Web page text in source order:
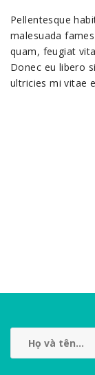
Pellentesque
malesuada
quam, feugiat
Donec eu libero
ultricies mi vitae